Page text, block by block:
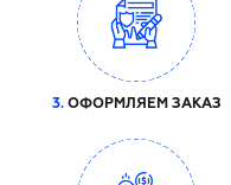
3.ОФОРМЛЯЕМ ЗАКАЗ